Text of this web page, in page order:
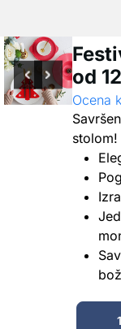
od
Ocena
stolom!